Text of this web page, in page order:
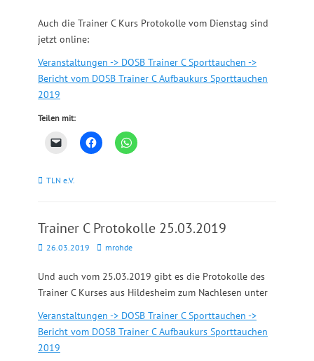
Auch die Trainer C Kurs Protokolle vom Dienstag sind
jetzt online:
Veranstaltungen -> DOSB Trainer C Sporttauchen ->
Bericht vom DOSB Trainer C Aufbaukurs Sporttauchen
2019
Teilen mit:
Kategorien
TLN e.V.
Trainer C Protokolle 25.03.2019
Posted
26.03.2019 Autormrohde
Und auch vom 25.03.2019 gibt es die Protokolle des
Trainer C Kurses aus Hildesheim zum Nachlesen unter
Veranstaltungen -> DOSB Trainer C Sporttauchen ->
Bericht vom DOSB Trainer C Aufbaukurs Sporttauchen
2019